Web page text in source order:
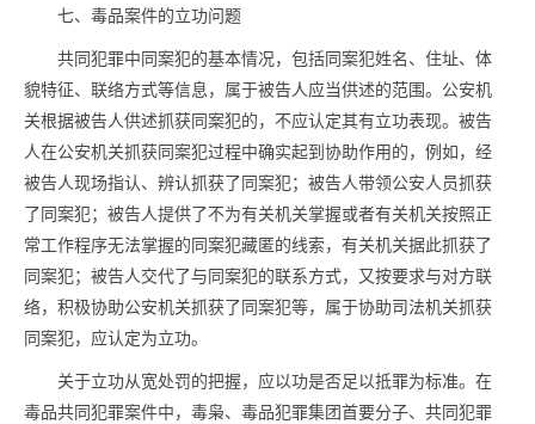
七、 毒品案件的立功问题
共同犯罪中同案犯的基本情况，包括同案犯姓名、住址、体
貌特征、联络方式等信息，属于被告人应当供述的范围。公安机
关根据被告人供述抓获同案犯的，不应认定其有立功表现。被告
人在公安机关抓获同案犯过程中确实起到协助作用的，例如，经
被告人现场指认、辨认抓获了同案犯；被告人带领公安人员抓获
了同案犯；被告人提供了不为有关机关掌握或者有关机关按照正
常工作程序无法掌握的同案犯藏匿的线索，有关机关据此抓获了
同案犯；被告人交代了与同案犯的联系方式，又按要求与对方联
络，积极协助公安机关抓获了同案犯等，属于协助司法机关抓获
同案犯，应认定为立功。
关于立功从宽处罚的把握，应以功是否足以抵罪为标准。在
毒品共同犯罪案件中，毒枭、 毒品犯罪集团首要分子、共同犯罪